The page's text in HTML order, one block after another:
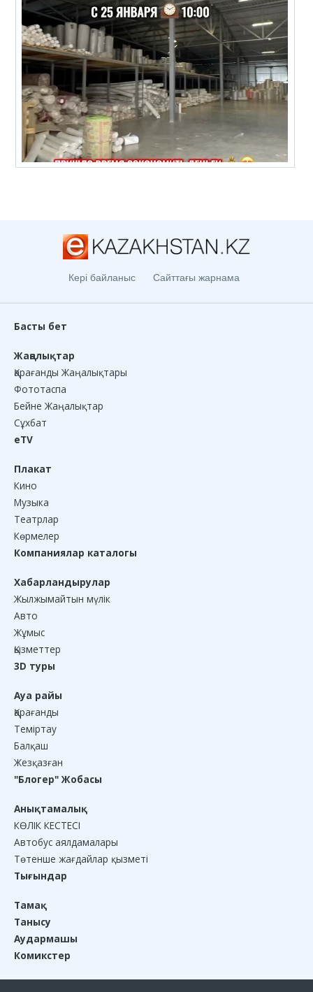
Кері байланыс Сайттағы жарнама
Басты бет
Жаңалықтар
Қарағанды Жаңалықтары
Фототаспа
Бейне Жаңалықтар
Сұхбат
eTV
Плакат
Кино
Музыка
Театрлар
Көрмелер
Компаниялар каталогы
Хабарландырулар
Жылжымайтын мүлік
Авто
Жұмыс
Қызметтер
3D туры
Ауа райы
Қарағанды
Теміртау
Балқаш
Жезқазған
"Блогер" Жобасы
Анықтамалық
КӨЛІК КЕСТЕСІ
Автобус аялдамалары
Төтенше жағдайлар қызметі
Тығындар
Тамақ
Танысу
Аудармашы
Комикстер